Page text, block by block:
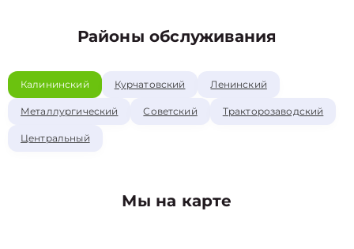
Районы обслуживания
Калининский Курчатовский Ленинский
Металлургический Советский Тракторозаводский
Центральный
Мы на карте